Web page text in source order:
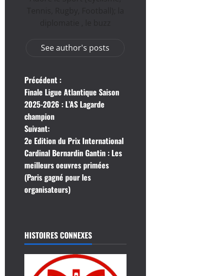
See author's posts
N
a
v
i
g
a
i
o
Précédent :
Finale Ligue Atlantique Saison
2025-2026 : L’AS Lagarde
champion
Suivant:
2e Edition du Prix International
Cardinal Bernardin Gantin : Les
meilleurs oeuvres primées
(Paris gagné pour les
organisateurs)
HISTOIRES CONNEXES